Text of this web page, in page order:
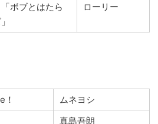
ボブとはたら
ローリー
！
ムネヨシ
真島吾朗